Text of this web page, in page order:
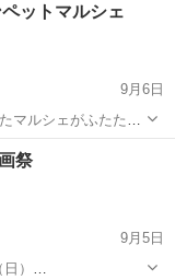
ットマルシェ
9月6日
マルシェがふたたび
の食品があるなど、
会場
祭
9月5日
）